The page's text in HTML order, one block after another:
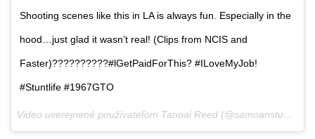
Shooting scenes like this in LA is always fun. Especially in the
hood…just glad it wasn’t real! (Clips from NCIS and
Faster)??????????#lGetPaidForThis? #ILoveMyJob!
#Stuntlife #1967GTO
Video uverejnené používateľom Tanoai Reed (@samoanstuntman),